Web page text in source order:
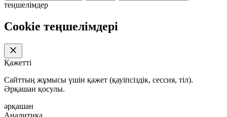
теңшелімдер
Cookie теңшелімдері
Қажетті
Сайттың жұмысы үшін қажет (қауіпсіздік, сессия, тіл).
Әрқашан қосулы.
әрқашан
Аналитика